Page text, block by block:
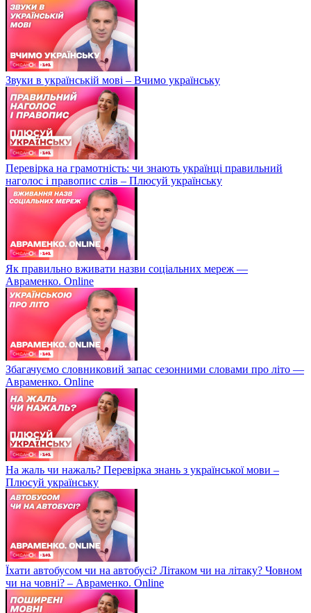
Звуки в українській мові – Вчимо українську
Перевірка на грамотність: чи знають українці правильний
наголос і правопис слів – Плюсуй українську
Як правильно вживати назви соціальних мереж —
Авраменко. Online
Збагачуємо словниковий запас сезонними словами про літо —
Авраменко. Online
На жаль чи нажаль? Перевірка знань з української мови –
Плюсуй українську
Їхати автобусом чи на автобусі? Літаком чи на літаку? Човном
чи на човні? – Авраменко. Online